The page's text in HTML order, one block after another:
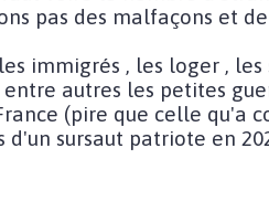
pas des malfaçons et
immigrés , les loger , les
autres les petites
(pire que celle qu'a
sursaut patriote en